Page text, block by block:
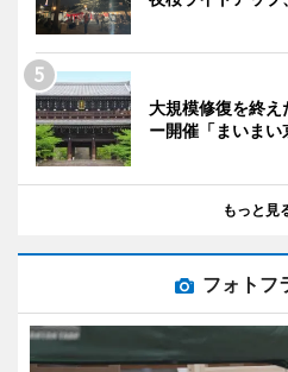
大規模修復を終
ー開催「まいまい
もっと見
フォトフ